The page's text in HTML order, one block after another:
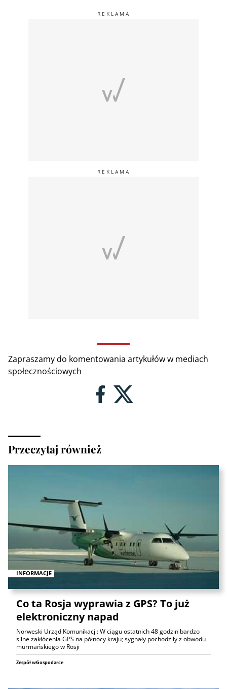
Zapraszamy do komentowania artykułów w mediach
społecznościowych
Przeczytaj również
INFORMACJE
Co ta Rosja wyprawia z GPS? To już
elektroniczny napad
Norweski Urząd Komunikacji: W ciągu ostatnich 48 godzin bardzo
silne zakłócenia GPS na północy kraju; sygnały pochodziły z obwodu
murmańskiego w Rosji
Zespół wGospodarce